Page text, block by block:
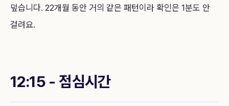
덮습니다. 22개월 동안 거의 같은 패턴이라 확인은 1분도 안
걸려요.
12:15 - 점심시간